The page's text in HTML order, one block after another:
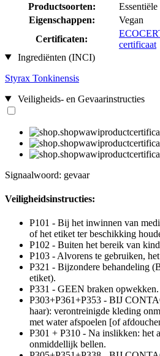
Productsoorten:
Eigenschappen:
Vegan
Certificaten:
certificaat
Ingrediënten (INCI)
Styrax Tonkinensis
Veiligheids- en Gevaarinstructies
Signaalwoord: gevaar
Veiligheidsinstructies:
P101 - Bij het inwinnen van
of het etiket ter beschikking
P102 - Buiten het bereik van
P103 - Alvorens te gebruiken,
P321 - Bijzondere behandeling
etiket).
P331 - GEEN braken opwekken.
P303+P361+P353 - BIJ
haar): verontreinigde kleding
met water afspoelen [of
P301 + P310 - Na inslikken: het
onmiddellijk bellen.